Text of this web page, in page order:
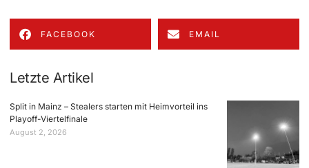
FACEBOOK EMAIL
Letzte Artikel
Split in Mainz – Stealers starten mit Heimvorteil ins
Playoff-Viertelfinale
August 2, 2026